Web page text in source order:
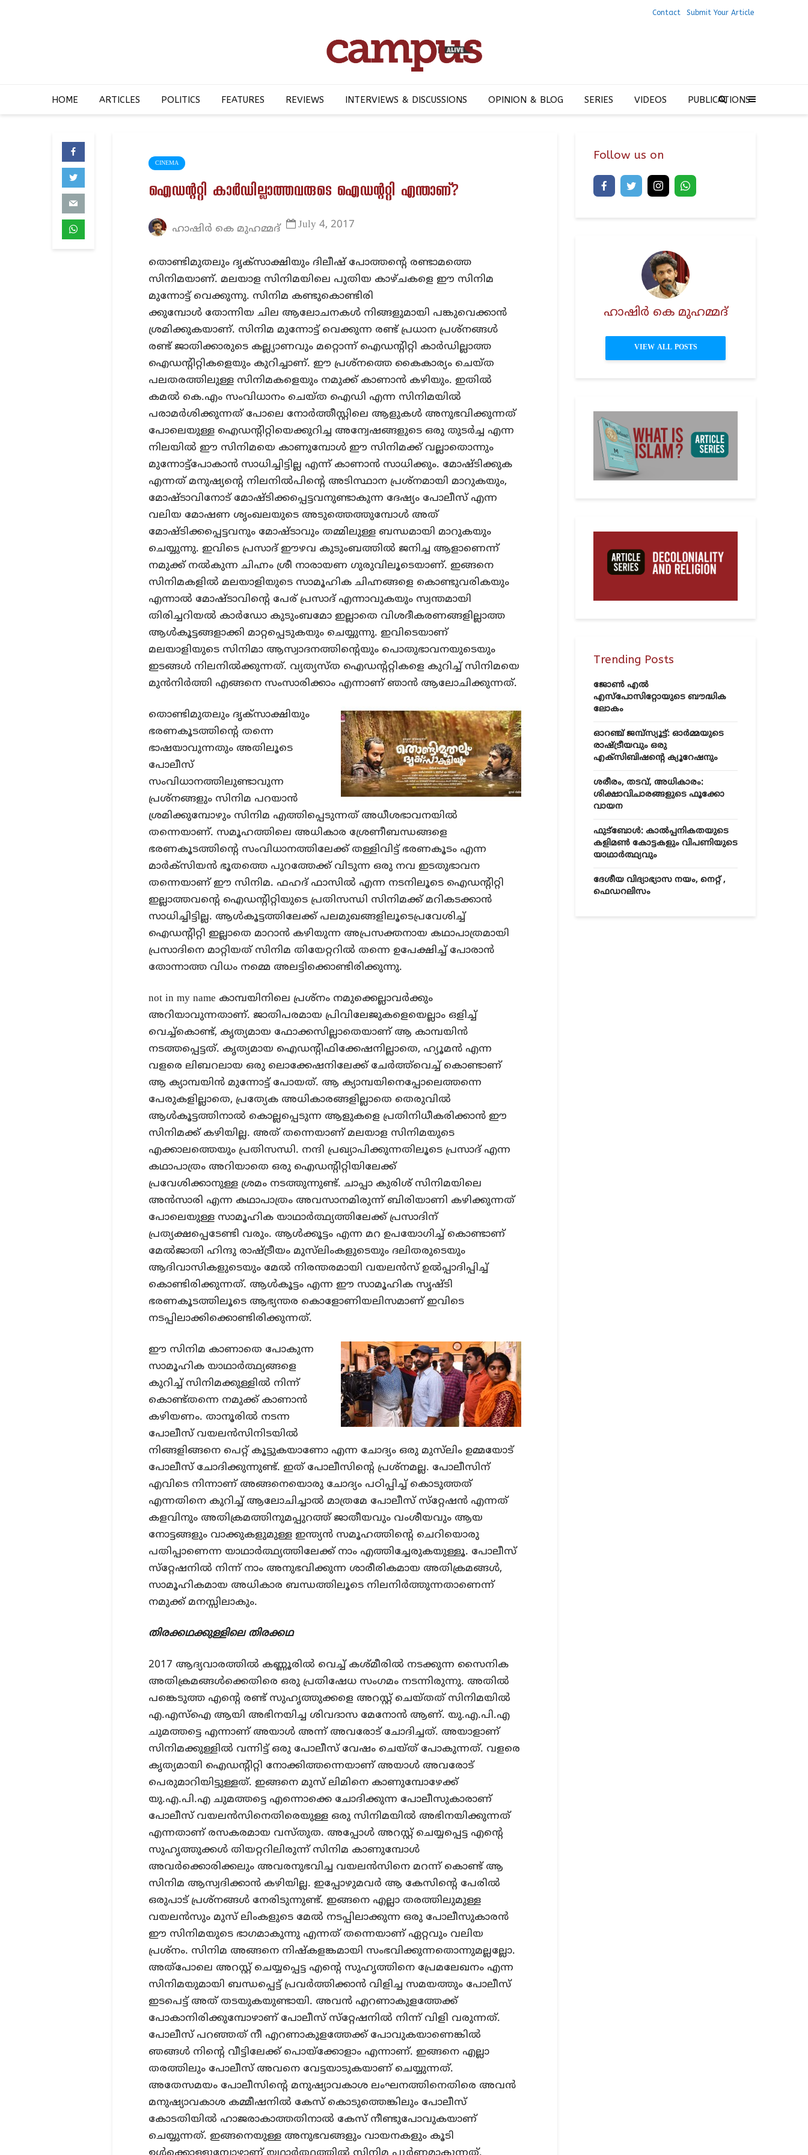
Contact Submit Your Article
HOME ARTICLES POLITICS FEATURES REVIEWS INTERVIEWS & DISCUSSIONS OPINION & BLOG SERIES VIDEOS PUBLICATIONS
CINEMA
ഐഡന്ററ്റി കാര്‍ഡില്ലാത്തവരുടെ ഐഡന്ററ്റി എന്താണ്?
ഹാഷിര്‍ കെ മുഹമ്മദ്‌ July 4, 2017
തൊണ്ടിമുതലും ദൃക്‌സാക്ഷിയും ദിലീഷ് പോത്തന്റെ രണ്ടാമത്തെ
സിനിമയാണ്. മലയാള സിനിമയിലെ പുതിയ കാഴ്ചകളെ ഈ സിനിമ
മുന്നോട്ട് വെക്കുന്നു. സിനിമ കണ്ടുകൊണ്ടിരി
ക്കുമ്പോള്‍ തോന്നിയ ചില ആലോചനകള്‍ നിങ്ങളുമായി പങ്കുവെക്കാന്‍
ശ്രമിക്കുകയാണ്. സിനിമ മുന്നോട്ട് വെക്കുന്ന രണ്ട് പ്രധാന പ്രശ്‌നങ്ങള്‍
രണ്ട് ജാതിക്കാരുടെ കല്ല്യാണവും മറ്റൊന്ന് ഐഡന്റിറ്റി കാര്‍ഡില്ലാത്ത
ഐഡന്റിറ്റികളെയും കുറിച്ചാണ്. ഈ പ്രശ്‌നത്തെ കൈകാര്യം ചെയ്ത
പലതരത്തിലുള്ള സിനിമകളെയും നമുക്ക് കാണാന്‍ കഴിയും. ഇതില്‍
കമല്‍ കെ.എം സംവിധാനം ചെയ്ത ഐഡി എന്ന സിനിമയില്‍
പരാമര്‍ശിക്കുന്നത് പോലെ നോര്‍ത്തീസ്റ്റിലെ ആളുകള്‍ അനുഭവിക്കുന്നത്
പോലെയുള്ള ഐഡന്റിറ്റിയെക്കുറിച്ച അന്വേഷങ്ങളുടെ ഒരു തുടര്‍ച്ച എന്ന
നിലയില്‍ ഈ സിനിമയെ കാണുമ്പോള്‍ ഈ സിനിമക്ക് വല്ലാതൊന്നും
മുന്നോട്ട്‌പോകാന്‍ സാധിച്ചിട്ടില്ല എന്ന് കാണാന്‍ സാധിക്കും. മോഷ്ടിക്കുക
എന്നത് മനുഷ്യന്റെ നിലനില്‍പിന്റെ അടിസ്ഥാന പ്രശ്‌നമായി മാറുകയും,
മോഷ്ടാവിനോട് മോഷ്ടിക്കപ്പെട്ടവനുണ്ടാകുന്ന ദേഷ്യം പോലീസ് എന്ന
വലിയ മോഷണ ശൃംഖലയുടെ അടുത്തെത്തുമ്പോള്‍ അത്
മോഷ്ടിക്കപ്പെട്ടവനും മോഷ്ടാവും തമ്മിലുള്ള ബന്ധമായി മാറുകയും
ചെയ്യുന്നു. ഇവിടെ പ്രസാദ് ഈഴവ കുടുംബത്തില്‍ ജനിച്ച ആളാണെന്ന്
നമുക്ക് നല്‍കുന്ന ചിഹ്നം ശ്രീ നാരായണ ഗുരുവിലൂടെയാണ്. ഇങ്ങനെ
സിനിമകളില്‍ മലയാളിയുടെ സാമൂഹിക ചിഹ്നങ്ങളെ കൊണ്ടുവരികയും
എന്നാല്‍ മോഷ്ടാവിന്റെ പേര് പ്രസാദ് എന്നാവുകയും സ്വന്തമായി
തിരിച്ചറിയല്‍ കാര്‍ഡോ കുടുംബമോ ഇല്ലാതെ വിശദീകരണങ്ങളില്ലാത്ത
ആള്‍കൂട്ടങ്ങളാക്കി മാറ്റപ്പെടുകയും ചെയ്യുന്നു. ഇവിടെയാണ്
മലയാളിയുടെ സിനിമാ ആസ്വാദനത്തിന്റെയും പൊതുഭാവനയുടെയും
ഇടങ്ങള്‍ നിലനില്‍ക്കുന്നത്. വ്യത്യസ്ത ഐഡന്ററ്റികളെ കുറിച്ച് സിനിമയെ
മുന്‍നിര്‍ത്തി എങ്ങനെ സംസാരിക്കാം എന്നാണ് ഞാന്‍ ആലോചിക്കുന്നത്.
തൊണ്ടിമുതലും ദൃക്‌സാക്ഷിയും
ഭരണകൂടത്തിന്റെ തന്നെ
ഭാഷയാവുന്നതും അതിലൂടെ
പോലീസ്
സംവിധാനത്തിലുണ്ടാവുന്ന
പ്രശ്‌നങ്ങളും സിനിമ പറയാന്‍
ശ്രമിക്കുമ്പോഴും സിനിമ എത്തിപ്പെടുന്നത് അധീശഭാവനയില്‍
തന്നെയാണ്. സമൂഹത്തിലെ അധികാര ശ്രേണീബന്ധങ്ങളെ
ഭരണകൂടത്തിന്റെ സംവിധാനത്തിലേക്ക് തള്ളിവിട്ട് ഭരണകൂടം എന്ന
മാര്‍ക്‌സിയന്‍ ഭൂതത്തെ പുറത്തേക്ക് വിടുന്ന ഒരു നവ ഇടതുഭാവന
തന്നെയാണ് ഈ സിനിമ. ഫഹദ് ഫാസില്‍ എന്ന നടനിലൂടെ ഐഡന്റിറ്റി
ഇല്ലാത്തവന്റെ ഐഡന്റിറ്റിയുടെ പ്രതിസന്ധി സിനിമക്ക് മറികടക്കാന്‍
സാധിച്ചിട്ടില്ല. ആള്‍കൂട്ടത്തിലേക്ക് പലമുഖങ്ങളിലൂടെപ്രവേശിച്ച്
ഐഡന്റിറ്റി ഇല്ലാതെ മാറാന്‍ കഴിയുന്ന അപ്രസക്തനായ കഥാപാത്രമായി
പ്രസാദിനെ മാറ്റിയത് സിനിമ തിയേറ്ററില്‍ തന്നെ ഉപേക്ഷിച്ച് പോരാന്‍
തോന്നാത്ത വിധം നമ്മെ അലട്ടിക്കൊണ്ടിരിക്കുന്നു.
not in my name കാമ്പയിനിലെ പ്രശ്‌നം നമുക്കെല്ലാവര്‍ക്കും
അറിയാവുന്നതാണ്. ജാതിപരമായ പ്രിവിലേജുകളെയെല്ലാം ഒളിച്ച്
വെച്ച്‌കൊണ്ട്, കൃത്യമായ ഫോക്കസില്ലാതെയാണ് ആ കാമ്പയിന്‍
നടത്തപ്പെട്ടത്. കൃത്യമായ ഐഡന്റിഫിക്കേഷനില്ലാതെ, ഹ്യൂമന്‍ എന്ന
വളരെ ലിബറലായ ഒരു ലൊക്കേഷനിലേക്ക് ചേര്‍ത്ത്‌വെച്ച്‌ കൊണ്ടാണ്
ആ ക്യാമ്പയിന്‍ മുന്നോട്ട് പോയത്. ആ ക്യാമ്പയിനെപ്പോലെത്തന്നെ
പേരുകളില്ലാതെ, പ്രത്യേക അധികാരങ്ങളില്ലാതെ തെരുവില്‍
ആള്‍കൂട്ടത്തിനാല്‍ കൊല്ലപ്പെടുന്ന ആളുകളെ പ്രതിനിധീകരിക്കാന്‍ ഈ
സിനിമക്ക് കഴിയില്ല. അത് തന്നെയാണ് മലയാള സിനിമയുടെ
എക്കാലത്തെയും പ്രതിസന്ധി. നന്ദി പ്രഖ്യാപിക്കുന്നതിലൂടെ പ്രസാദ് എന്ന
കഥാപാത്രം അറിയാതെ ഒരു ഐഡന്റിറ്റിയിലേക്ക്‌
പ്രവേശിക്കാനുള്ള ശ്രമം നടത്തുന്നുണ്ട്. ചാപ്പാ കുരിശ് സിനിമയിലെ
അന്‍സാരി എന്ന കഥാപാത്രം അവസാനമിരുന്ന് ബിരിയാണി കഴിക്കുന്നത്
പോലെയുള്ള സാമൂഹിക യാഥാര്‍ത്ഥ്യത്തിലേക്ക് പ്രസാദിന്
പ്രത്യക്ഷപ്പെടേണ്ടി വരും. ആള്‍ക്കൂട്ടം എന്ന മറ ഉപയോഗിച്ച് കൊണ്ടാണ്
മേല്‍ജാതി ഹിന്ദു രാഷ്ട്രീയം മുസ്‌ലിംകളുടെയും ദലിതരുടെയും
ആദിവാസികളുടെയും മേല്‍ നിരന്തരമായി വയലന്‍സ് ഉല്‍പ്പാദിപ്പിച്ച്
കൊണ്ടിരിക്കുന്നത്. ആള്‍കൂട്ടം എന്ന ഈ സാമൂഹിക സൃഷ്ടി
ഭരണകൂടത്തിലൂടെ ആഭ്യന്തര കൊളോണിയലിസമാണ് ഇവിടെ
നടപ്പിലാക്കിക്കൊണ്ടിരിക്കുന്നത്.
ഈ സിനിമ കാണാതെ പോകുന്ന
സാമൂഹിക യാഥാര്‍ത്ഥ്യങ്ങളെ
കുറിച്ച് സിനിമക്കുള്ളില്‍ നിന്ന്
കൊണ്ട്തന്നെ നമുക്ക് കാണാന്‍
കഴിയണം. താനൂരില്‍ നടന്ന
പോലീസ് വയലന്‍സിനിടയില്‍
നിങ്ങളിങ്ങനെ പെറ്റ് കൂട്ടുകയാണോ എന്ന ചോദ്യം ഒരു മുസ്‌ലിം ഉമ്മയോട്
പോലീസ് ചോദിക്കുന്നുണ്ട്. ഇത് പോലീസിന്റെ പ്രശ്‌നമല്ല. പോലീസിന്
എവിടെ നിന്നാണ് അങ്ങനെയൊരു ചോദ്യം പഠിപ്പിച്ച് കൊടുത്തത്
എന്നതിനെ കുറിച്ച് ആലോചിച്ചാല്‍ മാത്രമേ പോലീസ് സ്‌റ്റേഷന്‍ എന്നത്
കളവിനും അതിക്രമത്തിനുമപ്പുറത്ത് ജാതീയവും വംശീയവും ആയ
നോട്ടങ്ങളും വാക്കുകളുമുള്ള ഇന്ത്യന്‍ സമൂഹത്തിന്റെ ചെറിയൊരു
പതിപ്പാണെന്ന യാഥാര്‍ത്ഥ്യത്തിലേക്ക് നാം എത്തിച്ചേരുകയുള്ളൂ. പോലീസ്
സ്‌റ്റേഷനില്‍ നിന്ന് നാം അനുഭവിക്കുന്ന ശാരീരികമായ അതിക്രമങ്ങള്‍,
സാമൂഹികമായ അധികാര ബന്ധത്തിലൂടെ നിലനിര്‍ത്തുന്നതാണെന്ന്
നമുക്ക് മനസ്സിലാകും.
തിരക്കഥക്കുള്ളിലെ തിരക്കഥ
2017 ആദ്യവാരത്തില്‍ കണ്ണൂരില്‍ വെച്ച് കശ്മീരില്‍ നടക്കുന്ന സൈനിക
അതിക്രമങ്ങള്‍ക്കെതിരെ ഒരു പ്രതിഷേധ സംഗമം നടന്നിരുന്നു. അതില്‍
പങ്കെടുത്ത എന്റെ രണ്ട് സുഹൃത്തുക്കളെ അറസ്റ്റ് ചെയ്തത് സിനിമയില്‍
എ.എസ്‌ഐ ആയി അഭിനയിച്ച ശിവദാസ മേനോന്‍ ആണ്. യു.എ.പി.എ
ചുമത്തട്ടെ എന്നാണ് അയാള്‍ അന്ന് അവരോട് ചോദിച്ചത്. അയാളാണ്
സിനിമക്കുള്ളില്‍ വന്നിട്ട് ഒരു പോലീസ് വേഷം ചെയ്ത് പോകുന്നത്. വളരെ
കൃത്യമായി ഐഡന്റിറ്റി നോക്കിത്തന്നെയാണ് അയാള്‍ അവരോട്
പെരുമാറിയിട്ടുള്ളത്. ഇങ്ങനെ മുസ് ലിമിനെ കാണുമ്പോഴേക്ക്
യു.എ.പി.എ ചുമത്തട്ടെ എന്നൊക്കെ ചോദിക്കുന്ന പോലീസുകാരാണ്
പോലീസ് വയലന്‍സിനെതിരെയുള്ള ഒരു സിനിമയില്‍ അഭിനയിക്കുന്നത്
എന്നതാണ് രസകരമായ വസ്തുത. അപ്പോള്‍ അറസ്റ്റ് ചെയ്യപ്പെട്ട എന്റെ
സുഹൃത്തുക്കള്‍ തിയറ്ററിലിരുന്ന് സിനിമ കാണുമ്പോള്‍
അവര്‍ക്കൊരിക്കലും അവരനുഭവിച്ച വയലന്‍സിനെ മറന്ന് കൊണ്ട് ആ
സിനിമ ആസ്വദിക്കാന്‍ കഴിയില്ല. ഇപ്പോഴുമവര്‍ ആ കേസിന്റെ പേരില്‍
ഒരുപാട് പ്രശ്‌നങ്ങള്‍ നേരിടുന്നുണ്ട്. ഇങ്ങനെ എല്ലാ തരത്തിലുമുള്ള
വയലന്‍സും മുസ് ലിംകളുടെ മേല്‍ നടപ്പിലാക്കുന്ന ഒരു പോലീസുകാരന്‍
ഈ സിനിമയുടെ ഭാഗമാകുന്നു എന്നത് തന്നെയാണ് ഏറ്റവും വലിയ
പ്രശ്‌നം. സിനിമ അങ്ങനെ നിഷ്‌കളങ്കമായി സംഭവിക്കുന്നതൊന്നുമല്ലല്ലോ.
അത്‌പോലെ അറസ്റ്റ് ചെയ്യപ്പെട്ട എന്റെ സുഹൃത്തിനെ പ്രേമലേഖനം എന്ന
സിനിമയുമായി ബന്ധപ്പെട്ട് പ്രവര്‍ത്തിക്കാന്‍ വിളിച്ച സമയത്തും പോലീസ്
ഇടപെട്ട് അത് തടയുകയുണ്ടായി. അവന്‍ എറണാകുളത്തേക്ക്
പോകാനിരിക്കുമ്പോഴാണ് പോലീസ് സ്‌റ്റേഷനില്‍ നിന്ന് വിളി വരുന്നത്.
പോലീസ് പറഞ്ഞത് നീ എറണാകുളത്തേക്ക് പോവുകയാണെങ്കില്‍
ഞങ്ങള്‍ നിന്റെ വീട്ടിലേക്ക് പൊയ്‌ക്കോളാം എന്നാണ്. ഇങ്ങനെ എല്ലാ
തരത്തിലും പോലീസ് അവനെ വേട്ടയാടുകയാണ് ചെയ്യുന്നത്.
അതേസമയം പോലീസിന്റെ മനുഷ്യാവകാശ ലംഘനത്തിനെതിരെ അവന്‍
മനുഷ്യാവകാശ കമ്മീഷനില്‍ കേസ് കൊടുത്തെങ്കിലും പോലീസ്
കോടതിയില്‍ ഹാജരാകാത്തതിനാല്‍ കേസ് നീണ്ടുപോവുകയാണ്
ചെയ്യുന്നത്. ഇങ്ങനെയുള്ള അനുഭവങ്ങളും വായനകളും കൂടി
Follow us on
ഹാഷിര്‍ കെ മുഹമ്മദ്‌
VIEW ALL POSTS
Trending Posts
ജോൺ എൽ
എസ്‌പോസിറ്റോയുടെ ബൗദ്ധിക
ലോകം
ഓറഞ്ച് ജമ്പ്സ്യൂട്ട്: ഓർമ്മയുടെ
രാഷ്ട്രീയവും ഒരു
എക്സിബിഷന്റെ ക്യൂറേഷനും
ശരീരം, തടവ്, അധികാരം:
ശിക്ഷാവിചാരങ്ങളുടെ ഫൂക്കോ
വായന
ഫുട്ബോൾ: കാൽപ്പനികതയുടെ
കളിമൺ കോട്ടകളും വിപണിയുടെ
യാഥാർത്ഥ്യവും
ദേശീയ വിദ്യാഭ്യാസ നയം, നെറ്റ് ,
ഫെഡറലിസം